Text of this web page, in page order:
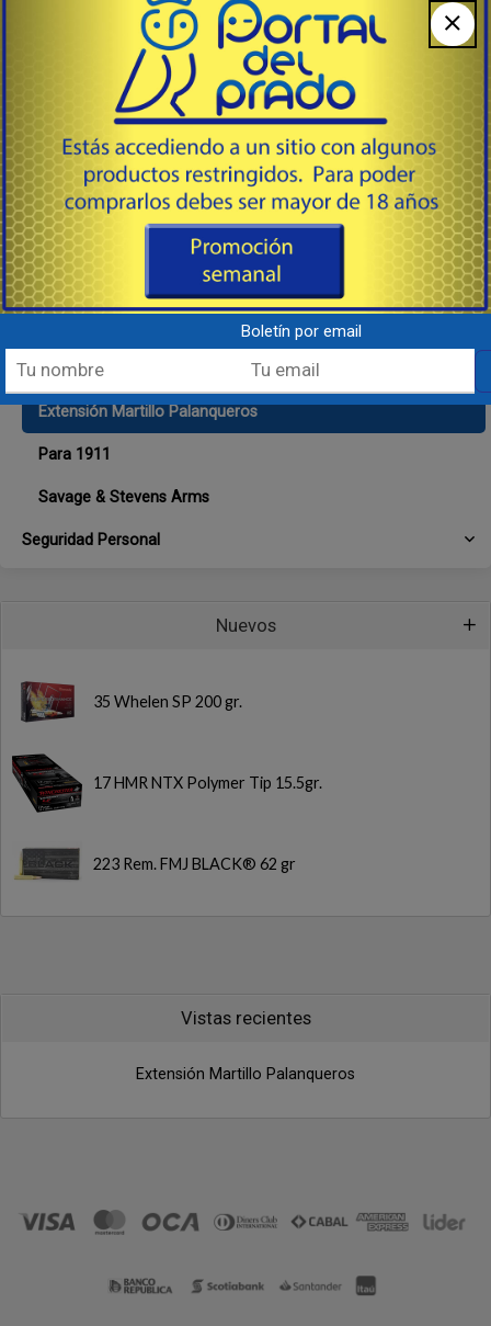
Arcos, ballestas, Cerbatanas & Accesorios
Armas de Fuego
Avancarga & Accesorios
Cajas - munición & otros
Cargadores & Magazines
Limpieza & Mantenimiento general
Munición
Repuestos, Disparadores, Etc.
Extensión Martillo Palanqueros
Para 1911
Savage & Stevens Arms
Seguridad Personal
Nuevos
35 Whelen SP 200 gr.
17 HMR NTX Polymer Tip 15.5gr.
223 Rem. FMJ BLACK® 62 gr
Vistas recientes
Extensión Martillo Palanqueros
Boletín por email